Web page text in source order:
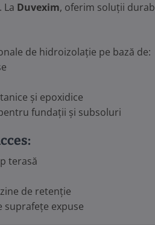
Duvexim, oferim soluții
de hidroizolație pe bază de:
și epoxidice
fundații și subsoluri
terasă
de retenție
suprafețe expuse